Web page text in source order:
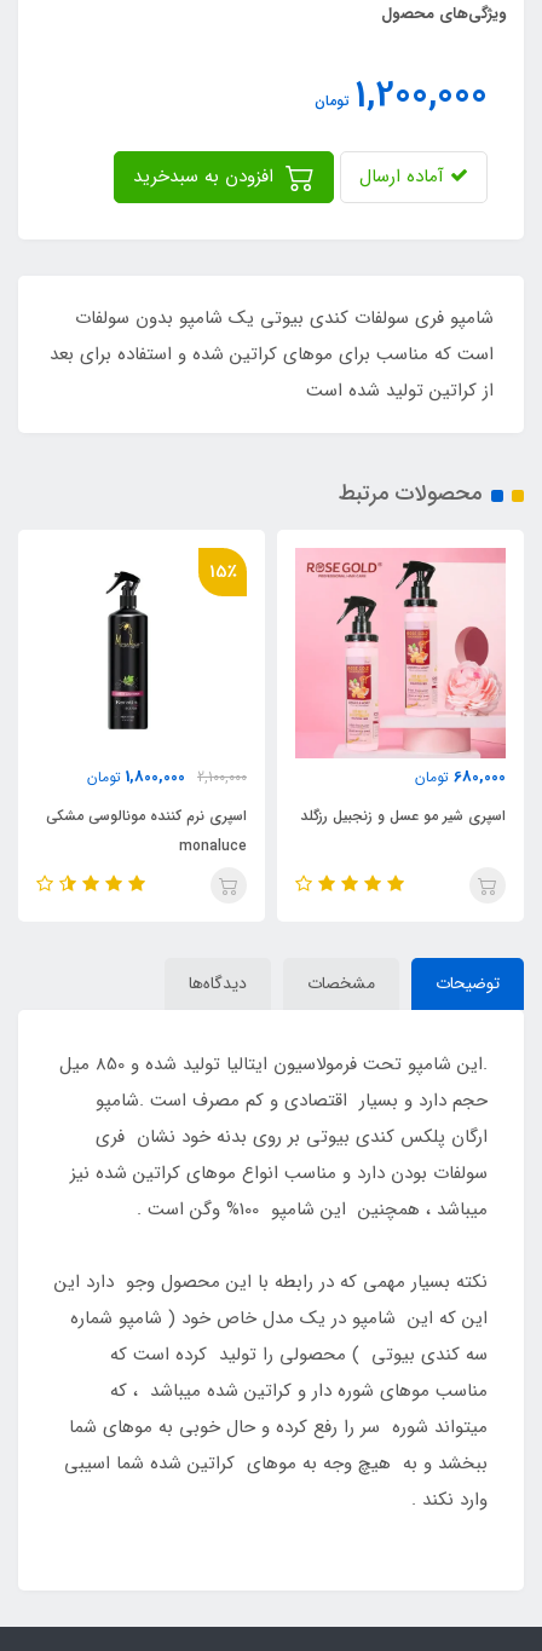
ویژگی‌های محصول
1,200,000 تومان
آماده ارسال
شامپو فری سولفات کندی بیوتی یک شامپو بدون سولفات
است که مناسب برای موهای کراتین شده و استفاده برای بعد
از کراتین تولید شده است
محصولات مرتبط
رزگلد
15٪
2,100,000
اسپری نرم کننده مونالوسی مشکی
0
850,000 تومان
روغن آرگان ۵۰ میل اورجینال مراکش
توضیحات مشخصات دیدگاه‌ها
.این شامپو تحت فرمولاسیون ایتالیا تولید شده و 850 میل
حجم دارد و بسیار اقتصادی و کم مصرف است .شامپو
ارگان پلکس کندی بیوتی بر روی بدنه خود نشان فری
سولفات بودن دارد و مناسب انواع موهای کراتین شده نیز
میباشد ، همچنین این شامپو 100% وگن است .
نکته بسیار مهمی که در رابطه با این محصول وجو دارد این
این که این شامپو در یک مدل خاص خود ( شامپو شماره
سه کندی بیوتی ) محصولی را تولید کرده است که
مناسب موهای شوره دار و کراتین شده میباشد ، که
میتواند شوره سر را رفع کرده و حال خوبی به موهای شما
ببخشد و به هیچ وجه به موهای کراتین شده شما اسیبی
وارد نکند .